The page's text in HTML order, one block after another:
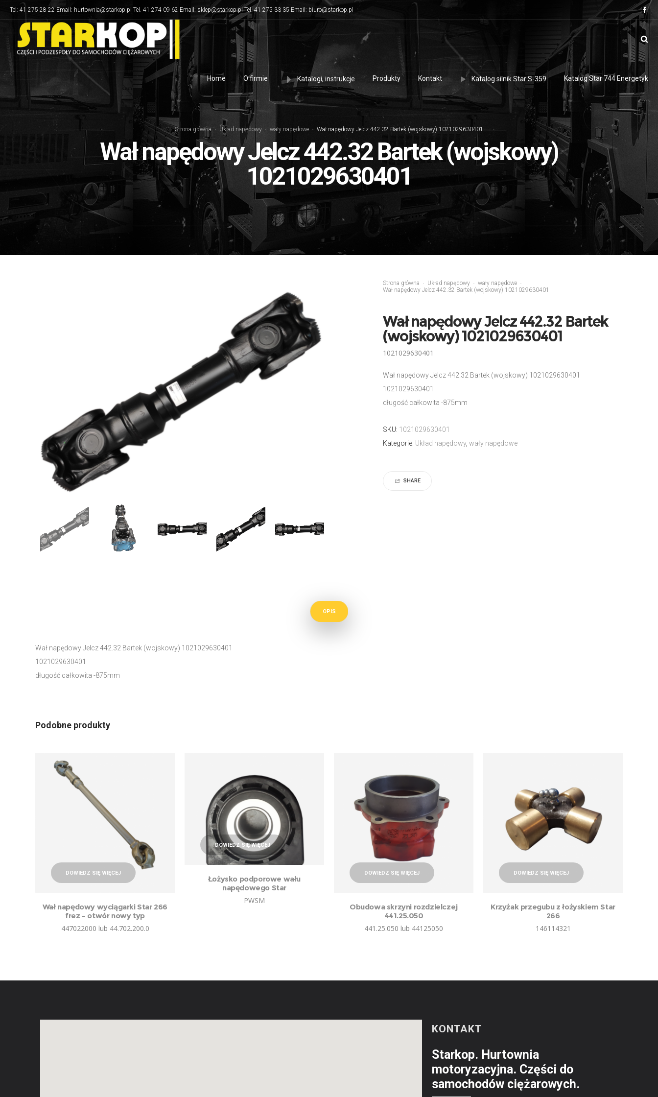
Tel: 41 275 28 22 Email: hurtownia@starkop.pl Tel. 41 274 09 62 Email: sklep@starkop.pl Tel. 41 275 33 35 Email: biuro@starkop.pl
Home O firmie Katalogi, instrukcje Produkty Kontakt Katalog silnik Star S-359 Katalog Star 744 Energetyk
Strona główna Układ napędowy wały napędowe Wał napędowy Jelcz 442.32 Bartek (wojskowy) 1021029630401
Wał napędowy Jelcz 442.32 Bartek (wojskowy)
1021029630401
Strona główna Układ napędowy
wały napędowe
Wał napędowy Jelcz 442.32 Bartek (wojskowy) 1021029630401
Wał napędowy Jelcz 442.32 Bartek
(wojskowy) 1021029630401
1021029630401
Wał napędowy Jelcz 442.32 Bartek (wojskowy) 1021029630401
1021029630401
długość całkowita -875mm
SKU: 1021029630401
Kategorie: Układ napędowy, wały napędowe
SHARE
OPIS
Wał napędowy Jelcz 442.32 Bartek (wojskowy) 1021029630401
1021029630401
długość całkowita -875mm
Podobne produkty
DOWIEDZ SIĘ WIĘCEJ
Wał napędowy wyciągarki Star 266
frez – otwór nowy typ
447022000 lub 44.702.200.0
DOWIEDZ SIĘ WIĘCEJ
Łożysko podporowe wału
napędowego Star
PWSM
DOWIEDZ SIĘ WIĘCEJ
Obudowa skrzyni rozdzielczej
441.25.050
441.25.050 lub 44125050
DOWIEDZ SIĘ WIĘCEJ
Krzyżak przegubu z łożyskiem Star
266
146114321
KONTAKT
Starkop. Hurtownia
motoryzacyjna. Części do
samochodów ciężarowych.